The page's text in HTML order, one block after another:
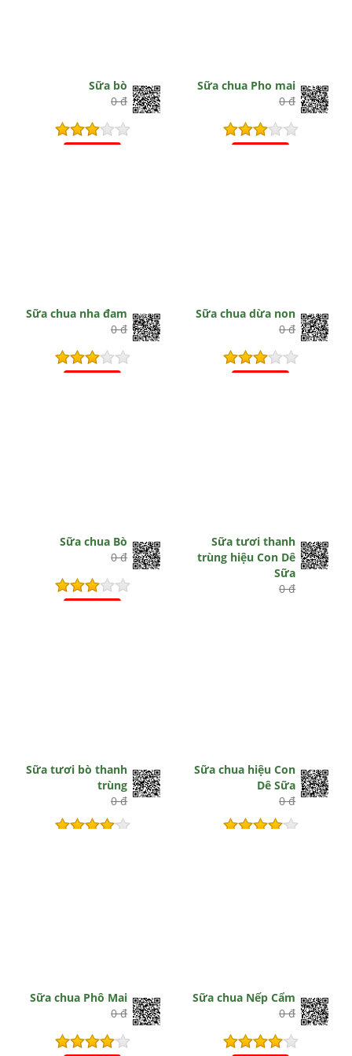
Sữa bò
0 đ
Sữa chua Pho mai
0 đ
Sữa chua nha đam
0 đ
Sữa chua dừa non
0 đ
Sữa chua Bò
0 đ
Sữa tươi thanh
trùng hiệu Con Dê
Sữa
0 đ
Sữa tươi bò thanh
trùng
0 đ
Sữa chua hiệu Con
Dê Sữa
0 đ
Sữa chua Phô Mai
0 đ
Sữa chua Nếp Cẩm
0 đ